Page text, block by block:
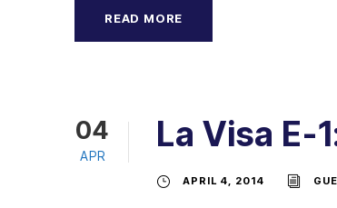
READ MORE
04
APR
La Visa E-
APRIL 4, 2014